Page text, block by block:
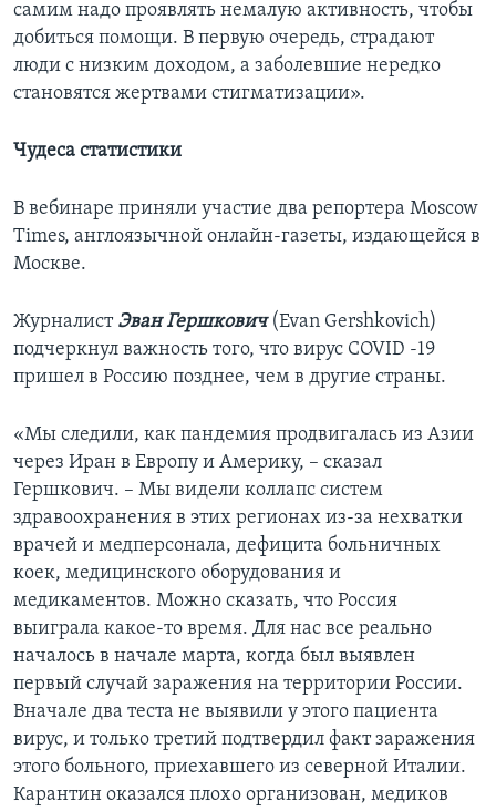
самим надо проявлять немалую активность, чтобы
добиться помощи. В первую очередь, страдают
люди с низким доходом, а заболевшие нередко
становятся жертвами стигматизации».
Чудеса статистики
В вебинаре приняли участие два репортера Moscow
Times, англоязычной онлайн-газеты, издающейся в
Москве.
Журналист Эван Гершкович(Evan Gershkovich)
подчеркнул важность того, что вирус COVID -19
пришел в Россию позднее, чем в другие страны.
«Мы следили, как пандемия продвигалась из Азии
через Иран в Европу и Америку, – сказал
Гершкович. – Мы видели коллапс систем
здравоохранения в этих регионах из-за нехватки
врачей и медперсонала, дефицита больничных
коек, медицинского оборудования и
медикаментов. Можно сказать, что Россия
выиграла какое-то время. Для нас все реально
началось в начале марта, когда был выявлен
первый случай заражения на территории России.
Вначале два теста не выявили у этого пациента
вирус, и только третий подтвердил факт заражения
этого больного, приехавшего из северной Италии.
Карантин оказался плохо организован, медиков